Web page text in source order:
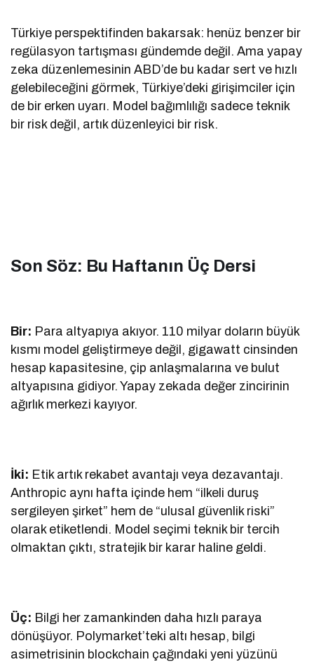
Türkiye perspektifinden bakarsak: henüz benzer bir
regülasyon tartışması gündemde değil. Ama yapay
zeka düzenlemesinin ABD’de bu kadar sert ve hızlı
gelebileceğini görmek, Türkiye’deki girişimciler için
de bir erken uyarı. Model bağımlılığı sadece teknik
bir risk değil, artık düzenleyici bir risk.
Son Söz: Bu Haftanın Üç Dersi
Bir: Para altyapıya akıyor. 110 milyar doların büyük
kısmı model geliştirmeye değil, gigawatt cinsinden
hesap kapasitesine, çip anlaşmalarına ve bulut
altyapısına gidiyor. Yapay zekada değer zincirinin
ağırlık merkezi kayıyor.
İki: Etik artık rekabet avantajı veya dezavantajı.
Anthropic aynı hafta içinde hem “ilkeli duruş
sergileyen şirket” hem de “ulusal güvenlik riski”
olarak etiketlendi. Model seçimi teknik bir tercih
olmaktan çıktı, stratejik bir karar haline geldi.
Üç: Bilgi her zamankinden daha hızlı paraya
dönüşüyor. Polymarket’teki altı hesap, bilgi
asimetrisinin blockchain çağındaki yeni yüzünü